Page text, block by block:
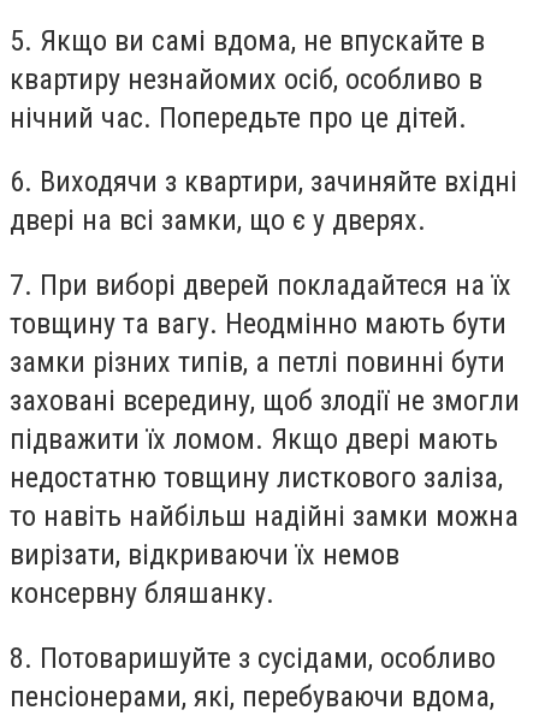
5. Якщо ви самі вдома, не впускайте в
квартиру незнайомих осіб, особливо в
нічний час. Попередьте про це дітей.
6. Виходячи з квартири, зачиняйте вхідні
двері на всі замки, що є у дверях.
7. При виборі дверей покладайтеся на їх
товщину та вагу. Неодмінно мають бути
замки різних типів, а петлі повинні бути
заховані всередину, щоб злодії не змогли
підважити їх ломом. Якщо двері мають
недостатню товщину листкового заліза,
то навіть найбільш надійні замки можна
вирізати, відкриваючи їх немов
консервну бляшанку.
8. Потоваришуйте з сусідами, особливо
пенсіонерами, які, перебуваючи вдома,